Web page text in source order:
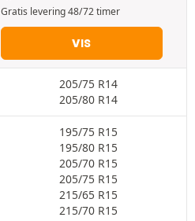
Gratis levering 48/72 timer
VIS
205/75 R14
205/80 R14
195/75 R15
195/80 R15
205/70 R15
205/75 R15
215/65 R15
215/70 R15